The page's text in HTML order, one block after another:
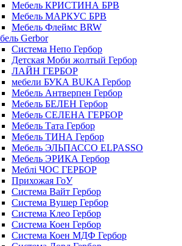
Мебель КРИСТИНА БРВ
Мебель МАРКУС БРВ
Мебель Флеймс BRW
Gerbor
Cистема Непо Гербор
Детская Моби жолтый Гербор
ЛАЙН ГЕРБОР
мебели БУКА BUKA Гербор
Мебель Антверпен Гербор
Мебель БЕЛЕН Гербор
Мебель СЕЛЕНА ГЕРБОР
Мебель Тата Гербор
Мебель ТИНА Гербор
Мебель ЭЛЬПАССО ELPASSO
Мебель ЭРИКА Гербор
Меблі ЧОС ГЕРБОР
Прихожая ГоУ
Система Вайт Гербор
Система Вушер Гербор
Система Клео Гербор
Система Коен Гербор
Система Коен МДФ Гербор